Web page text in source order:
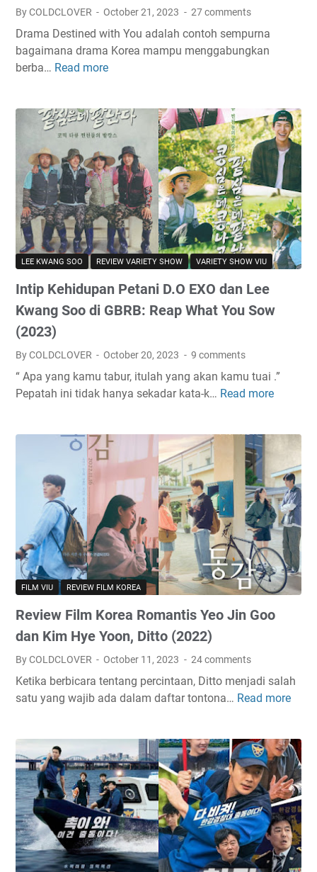
r
g
s
u
n
g
g
u
h
n
y
a
t
i
s
y
d
a
n
Y
a
n
S
e
J
o
,
D
o
a
!
/
L
e
e
D
o
o
N
a
(
2
0
2
:
R
o
m
a
n
s
a
By COLDCLOVER October 21, 2023 27 comments
Drama Destined with You adalah contoh sempurna
bagaimana drama Korea mampu menggabungkan
berba… Read more
i
e
w
D
r
a
k
o
r
N
e
t
i
x
D
t
i
e
w
i
t
h
Y
o
2
0
2
R
o
w
o
o
n
P
LEE KWANG SOO REVIEW VARIETY SHOW VARIETY SHOW VIU
Intip Kehidupan Petani D.O EXO dan Lee
Kwang Soo di GBRB: Reap What You Sow
(2023)
By COLDCLOVER October 20, 2023 9 comments
“ Apa yang kamu tabur, itulah yang akan kamu tuai .”
Pepatah ini tidak hanya sekadar kata-k… Read more
K
e
h
i
d
u
p
a
n
a
n
.
O
E
X
O
d
a
FILM VIU REVIEW FILM KOREA
Review Film Korea Romantis Yeo Jin Goo
dan Kim Hye Yoon, Ditto (2022)
By COLDCLOVER October 11, 2023 24 comments
Ketika berbicara tentang percintaan, Ditto menjadi salah
satu yang wajib ada dalam daftar tontona… Read more
i
e
w
F
i
l
m